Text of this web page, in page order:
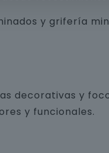
y grifería
decorativas y
y funcionales.